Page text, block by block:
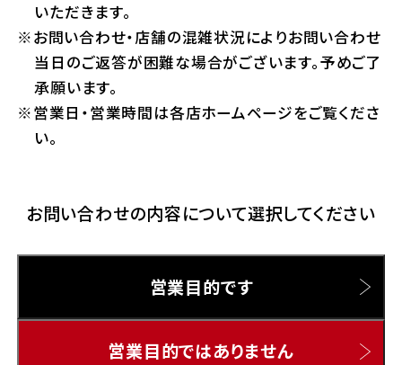
Gmailをご利用の方
いただきます。
お問い合わせ・店舗の混雑状況によりお問い合わせ
当日のご返答が困難な場合がございます。予めご了
承願います。
営業日・営業時間は各店ホームページをご覧くださ
い。
お問い合わせの内容について選択してください
営業目的です
営業目的ではありません
千葉県
ホンダドリーム 船橋
ホンダドリーム 松戸
埼玉県
ホンダドリーム 鴻巣
ホンダドリーム 西宮甲子園
奈良県
ホンダドリーム 奈良